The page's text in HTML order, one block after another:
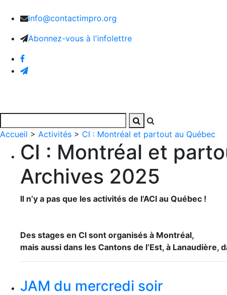
info@contactimpro.org
Abonnez-vous à l'infolettre
Accueil > Activités > CI : Montréal et partout au Québec
CI : Montréal et
Archives 2025
Il n’y a pas que les activités de l’ACI au Québec !
Des stages en CI sont organisés à Montréal,
mais aussi dans les Cantons de l’Est, à Lanaudière,
JAM du mercredi soir